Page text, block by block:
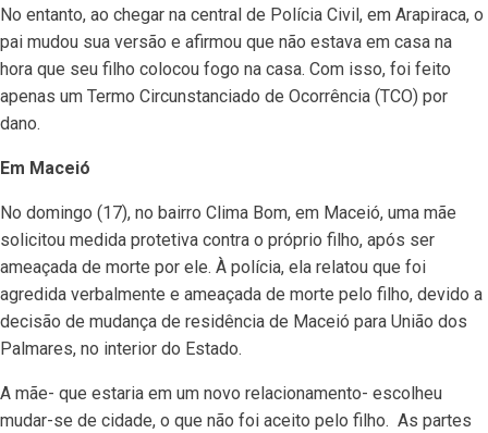
No entanto, ao chegar na central de Polícia Civil, em Arapiraca, o
pai mudou sua versão e afirmou que não estava em casa na
hora que seu filho colocou fogo na casa. Com isso, foi feito
apenas um Termo Circunstanciado de Ocorrência (TCO) por
dano.
Em Maceió
No domingo (17), no bairro Clima Bom, em Maceió, uma mãe
solicitou medida protetiva contra o próprio filho, após ser
ameaçada de morte por ele. À polícia, ela relatou que foi
agredida verbalmente e ameaçada de morte pelo filho, devido a
decisão de mudança de residência de Maceió para União dos
Palmares, no interior do Estado.
A mãe- que estaria em um novo relacionamento- escolheu
mudar-se de cidade, o que não foi aceito pelo filho. As partes